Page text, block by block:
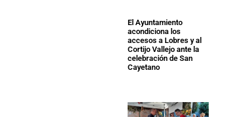
El Ayuntamiento
acondiciona los
accesos a Lobres y al
Cortijo Vallejo ante la
celebración de San
Cayetano